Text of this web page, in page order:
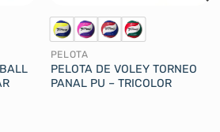
PELOTA
PELOTA DE VOLEY TORNEO
PANAL PU – TRICOLOR